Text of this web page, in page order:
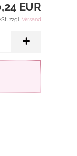
EUR
zzgl. Versand